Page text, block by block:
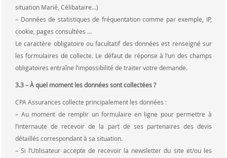
situation Marié, Célibataire…)
– Données de statistiques de fréquentation comme par exemple, IP,
cookie, pages consultées …
Le caractère obligatoire ou facultatif des données est renseigné sur
les formulaires de collecte. Le défaut de réponse à l’un des champs
obligatoires entraîne l’impossibilité de traiter votre demande.
3.3 – À quel moment les données sont collectées ?
CPA Assurances collecte principalement les données :
– Au moment de remplir un formulaire en ligne pour permettre à
l’internaute de recevoir de la part de ses partenaires des devis
détaillés correspondant à sa situation.
– Si l’Utilisateur accepte de recevoir la newsletter du site et/ou les